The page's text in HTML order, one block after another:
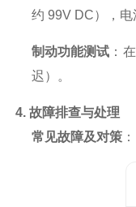
约 99V DC），
制动功能测试 ：
迟）。
4. 故障排查与处理
常见故障及对策 ：